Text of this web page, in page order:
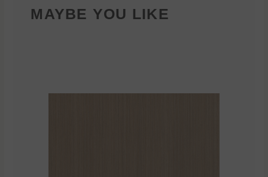
MAYBE YOU LIKE